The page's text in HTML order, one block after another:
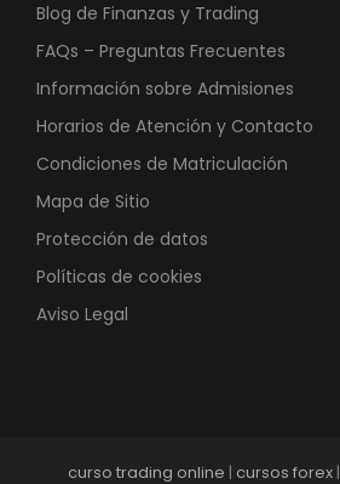
Blog de Finanzas y Trading
FAQs – Preguntas Frecuentes
Información sobre Admisiones
Horarios de Atención y Contacto
Condiciones de Matriculación
Mapa de Sitio
Protección de datos
Políticas de cookies
Aviso Legal
curso trading online | cursos forex|